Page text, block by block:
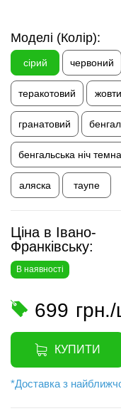
Моделі (Колір):
сірий червоний
теракотовий
гранатовий
бенгальська ніч темна
аляска таупе
Ціна в Івано-
Франківську:
В наявності
699
КУПИТИ
*Доставка з